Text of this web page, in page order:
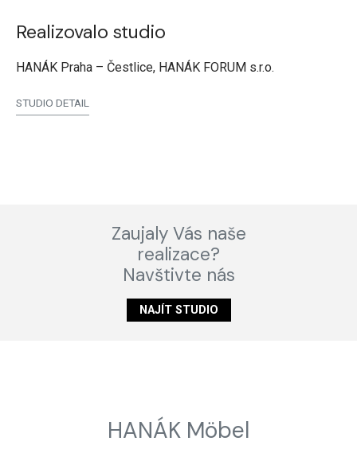
Realizovalo studio
HANÁK Praha – Čestlice, HANÁK FORUM s.r.o.
STUDIO DETAIL
Zaujaly Vás naše
realizace?
Navštivte nás
NAJÍT STUDIO
HANÁK Möbel